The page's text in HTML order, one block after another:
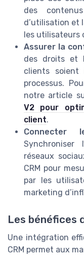
des
d’utilisation et
les utilisateurs
Assurer la
des droits et
clients soient
processus.
notre article
V2 pour
client.
Connecter
Synchroniser
réseaux
CRM pour
par les
marketing
Les bénéfices
Une intégration
CRM permet aux